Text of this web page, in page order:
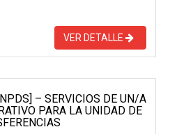
VER DETALLE
– SERVICIOS DE UN/A
PARA LA UNIDAD DE